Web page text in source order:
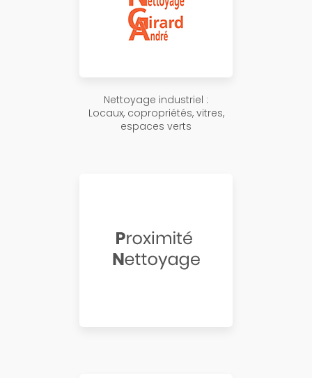
Nettoyage industriel :
Locaux, copropriétés, vitres,
espaces verts